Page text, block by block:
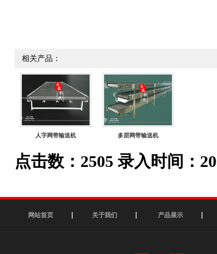
相关产品：
人字网带输送机 多层网带输送机
点击数：2505 录入时间：
网站首页 关于我们 产品展示